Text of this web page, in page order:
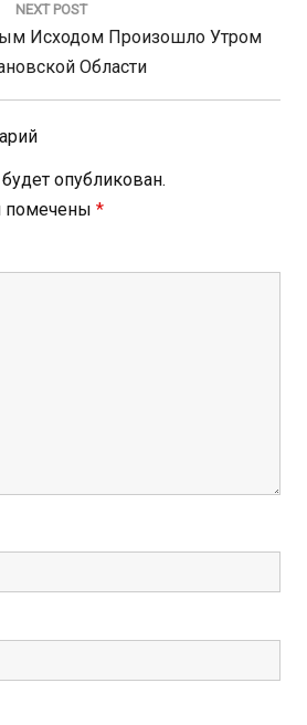
NEXT POST
Исходом Произошло Утром
Области
опубликован.
помечены *